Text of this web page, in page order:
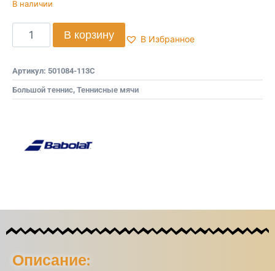
В наличии
В корзину В Избранное
Артикул: 501084-113C
Большой теннис, Теннисные мячи
Описание: